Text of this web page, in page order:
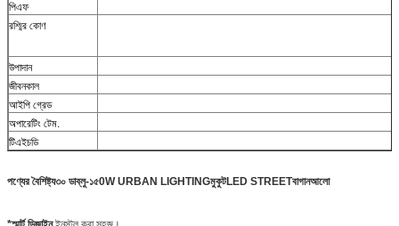
পিএফ
রশ্মির কোণ
উপাদান
জীবনকাল
আইপি গ্রেড
অপারেটিং টেম.
টিএইচডি
পণ্যের বৈশিষ্ট্য৩০ ডাব্লু-১৫0W URBAN LIGHTINGমুকুটLED STREETবাগানআলো